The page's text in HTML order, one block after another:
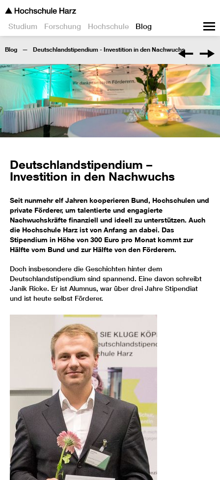
Studium Forschung Hochschule Blog
Blog Deutschlandstipendium - Investition in den Nachwuchs
Deutschlandstipendium –
Investition in den Nachwuchs
Seit nunmehr elf Jahren kooperieren Bund, Hochschulen und
private Förderer, um talentierte und engagierte
Nachwuchskräfte finanziell und ideell zu unterstützen. Auch
die Hochschule Harz ist von Anfang an dabei. Das
Stipendium in Höhe von 300 Euro pro Monat kommt zur
Hälfte vom Bund und zur Hälfte von den Förderern.
Doch insbesondere die Geschichten hinter dem
Deutschlandstipendium sind spannend. Eine davon schreibt
Janik Ricke. Er ist Alumnus, war über drei Jahre Stipendiat
und ist heute selbst Förderer.